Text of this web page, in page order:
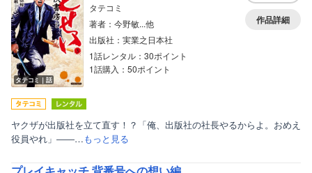
タテコミ｜話
タテコミ
著者：今野敏...他
出版社：実業之日本社
1話レンタル：30ポイント
1話購入：50ポイント
作品詳細
ヤクザが出版社を立て直す！？「俺、出版社の社長やるからよ。おめえ
役員やれ」――…もっと見る